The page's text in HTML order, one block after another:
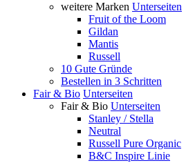
weitere Marken Unterseiten
Fruit of the Loom
Gildan
Mantis
Russell
10 Gute Gründe
Bestellen in 3 Schritten
Fair & Bio Unterseiten
Fair & Bio Unterseiten
Stanley / Stella
Neutral
Russell Pure Organic
B&C Inspire Linie